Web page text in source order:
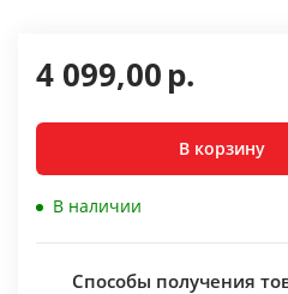
4 099,00р.
В корзину
В наличии
Способы получения